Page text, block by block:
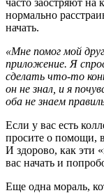
часто заостряют на
нормально
начать.
«Мне помог мой
приложение. Я
сделать что-то
он не знал, и я
оба не знаем
Если у вас есть
просите о помощи,
И здорово, как эти
вас начать и
Еще одна мораль,